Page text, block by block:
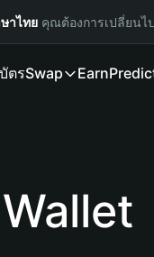
าไทย คุณต้องการเปลี่ยนไ
บัตรSwap Earn